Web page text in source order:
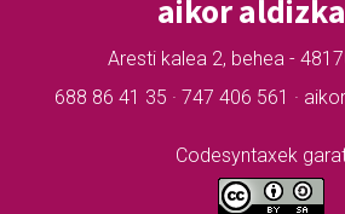
aikor
Aresti kalea 2, behea -
688 86 41 35 · 747 406 561 ·
Codesyntaxek